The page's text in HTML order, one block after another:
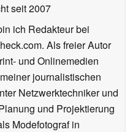
seit 2007
ich Redakteur bei
Als freier Autor
und Onlinemedien
journalistischen
Netzwerktechniker und
und Projektierung
Modefotograf in